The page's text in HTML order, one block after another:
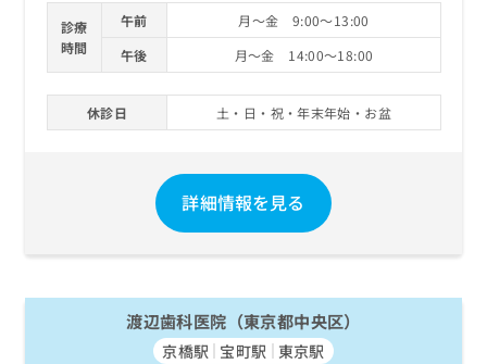
診療
時間
午前
月～金 9:00～13:00
午後
月～金 14:00～18:00
休診日 土・日・祝・年末年始・お盆
詳細情報を見る
渡辺歯科医院（東京都中央区）
京橋駅 宝町駅 東京駅